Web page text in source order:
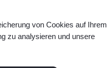
von Cookies auf Ihrem
zu analysieren und unsere